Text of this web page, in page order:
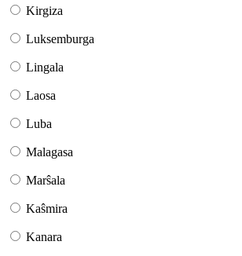
Kirgiza
Luksemburga
Lingala
Laosa
Luba
Malagasa
Marŝala
Kaŝmira
Kanara